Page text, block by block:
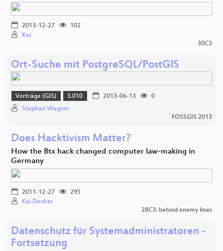
2013-12-27
102
Kai
30C3
Ort-Suche mit PostgreSQL/PostGIS
Vorträge (GIS) 3.010 2013-06-13
0
Stephan Wagner
FOSSGIS 2013
Does Hacktivism Matter?
How the Btx hack changed computer law-making in
Germany
2011-12-27
295
Kai Denker
28C3: behind enemy lines
Datenschutz für Systemadministratoren -
Fortsetzung